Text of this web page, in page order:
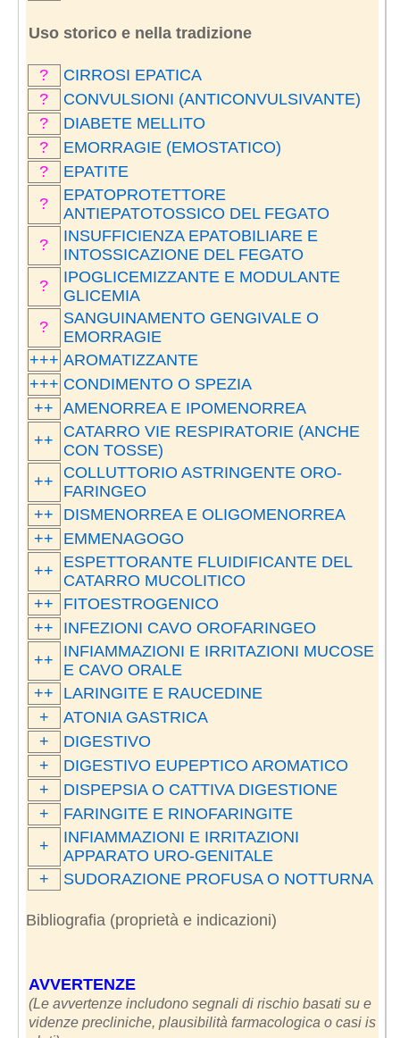
Uso storico e nella tradizione
?
CIRROSI EPATICA
?
CONVULSIONI (ANTICONVULSIVANTE)
?
DIABETE MELLITO
?
EMORRAGIE (EMOSTATICO)
?
EPATITE
?
EPATOPROTETTORE
ANTIEPATOTOSSICO DEL FEGATO
?
INSUFFICIENZA EPATOBILIARE E
INTOSSICAZIONE DEL FEGATO
?
IPOGLICEMIZZANTE E MODULANTE
GLICEMIA
?
SANGUINAMENTO GENGIVALE O
EMORRAGIE
+++ AROMATIZZANTE
+++ CONDIMENTO O SPEZIA
++ AMENORREA E IPOMENORREA
++
CATARRO VIE RESPIRATORIE (ANCHE
CON TOSSE)
++
COLLUTTORIO ASTRINGENTE ORO-
FARINGEO
++
DISMENORREA E OLIGOMENORREA
++
EMMENAGOGO
++
ESPETTORANTE FLUIDIFICANTE DEL
CATARRO MUCOLITICO
++
FITOESTROGENICO
++
INFEZIONI CAVO OROFARINGEO
++
INFIAMMAZIONI E IRRITAZIONI MUCOSE
E CAVO ORALE
++
LARINGITE E RAUCEDINE
+
ATONIA GASTRICA
+
DIGESTIVO
+
DIGESTIVO EUPEPTICO AROMATICO
+
DISPEPSIA O CATTIVA DIGESTIONE
+
FARINGITE E RINOFARINGITE
+
INFIAMMAZIONI E IRRITAZIONI
APPARATO URO-GENITALE
+
SUDORAZIONE PROFUSA O NOTTURNA
Bibliografia (proprietà e indicazioni)
AVVERTENZE
(Le avvertenze includono segnali di rischio basati su e
videnze precliniche, plausibilità farmacologica o casi is